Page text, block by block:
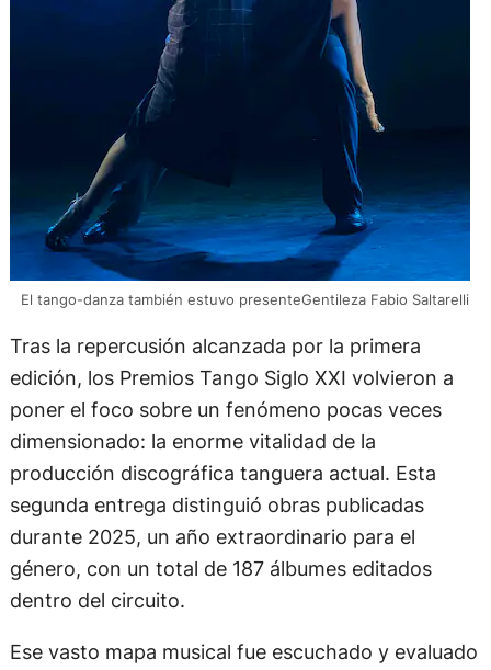
El tango-danza también estuvo presenteGentileza Fabio Saltarelli
Tras la repercusión alcanzada por la primera
edición, los Premios Tango Siglo XXI volvieron a
poner el foco sobre un fenómeno pocas veces
dimensionado: la enorme vitalidad de la
producción discográfica tanguera actual. Esta
segunda entrega distinguió obras publicadas
durante 2025, un año extraordinario para el
género, con un total de 187 álbumes editados
dentro del circuito.
Ese vasto mapa musical fue escuchado y evaluado